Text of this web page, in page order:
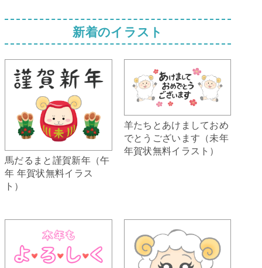
新着のイラスト
馬だるまと謹賀新年（午
年 年賀状無料イラス
ト）
羊たちとあけましておめ
でとうございます（未年
年賀状無料イラスト）